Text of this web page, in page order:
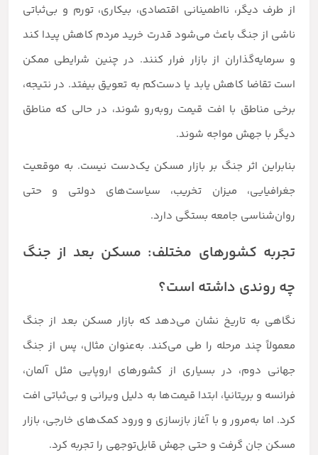
از طرف دیگر، نااطمینانی اقتصادی، بیکاری، تورم و بی‌ثباتی
ناشی از جنگ باعث می‌شود قدرت خرید مردم کاهش پیدا کند
و سرمایه‌گذاران از بازار فرار کنند. در چنین شرایطی ممکن
است تقاضا کاهش یابد یا دست‌کم به تعویق بیفتد. در نتیجه،
برخی مناطق با افت قیمت روبه‌رو شوند، در حالی که مناطق
دیگر با جهش مواجه شوند.
بنابراین اثر جنگ بر بازار مسکن یک‌دست نیست. به موقعیت
جغرافیایی، میزان تخریب، سیاست‌های دولتی و حتی
روان‌شناسی جامعه بستگی دارد.
تجربه کشورهای مختلف: مسکن بعد از جنگ
چه روندی داشته است؟
نگاهی به تاریخ نشان می‌دهد که بازار مسکن بعد از جنگ
معمولاً چند مرحله را طی می‌کند. به‌عنوان مثال، پس از جنگ
جهانی دوم، در بسیاری از کشورهای اروپایی مثل آلمان،
فرانسه و بریتانیا، ابتدا قیمت‌ها به دلیل ویرانی و بی‌ثباتی افت
کرد. اما به‌مرور و با آغاز بازسازی و ورود کمک‌های خارجی، بازار
مسکن جان گرفت و حتی جهش قابل‌توجهی را تجربه کرد.